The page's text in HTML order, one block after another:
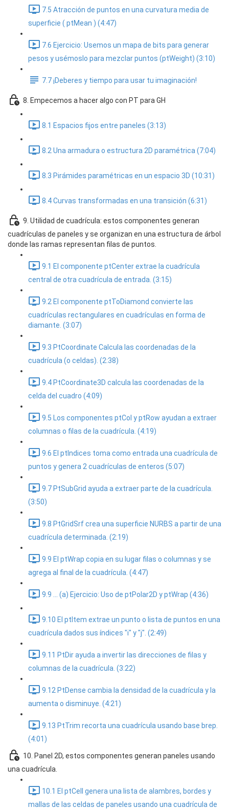
7.5 Atracción de puntos en una curvatura media de
superficie ( ptMean ) (4:47)
7.6 Ejercicio: Usemos un mapa de bits para generar
pesos y usémoslo para mezclar puntos (ptWeight) (3:10)
7.7 ¡Deberes y tiempo para usar tu imaginación!
8. Empecemos a hacer algo con PT para GH
8.1 Espacios fijos entre paneles (3:13)
8.2 Una armadura o estructura 2D paramétrica (7:04)
8.3 Pirámides paramétricas en un espacio 3D (10:31)
8.4 Curvas transformadas en una transición (6:31)
9. Utilidad de cuadrícula: estos componentes generan
cuadrículas de paneles y se organizan en una estructura de árbol
donde las ramas representan filas de puntos.
9.1 El componente ptCenter extrae la cuadrícula
central de otra cuadrícula de entrada. (3:15)
9.2 El componente ptToDiamond convierte las
cuadrículas rectangulares en cuadrículas en forma de
diamante. (3:07)
9.3 PtCoordinate Calcula las coordenadas de la
cuadrícula (o celdas). (2:38)
9.4 PtCoordinate3D calcula las coordenadas de la
celda del cuadro (4:09)
9.5 Los componentes ptCol y ptRow ayudan a extraer
columnas o filas de la cuadrícula. (4:19)
9.6 El ptIndices toma como entrada una cuadrícula de
puntos y genera 2 cuadrículas de enteros (5:07)
9.7 PtSubGrid ayuda a extraer parte de la cuadrícula.
(3:50)
9.8 PtGridSrf crea una superficie NURBS a partir de una
cuadrícula determinada. (2:19)
9.9 El ptWrap copia en su lugar filas o columnas y se
agrega al final de la cuadrícula. (4:47)
9.9 ... (a) Ejercicio: Uso de ptPolar2D y ptWrap (4:36)
9.10 El ptItem extrae un punto o lista de puntos en una
cuadrícula dados sus índices "i" y "j". (2:49)
9.11 PtDir ayuda a invertir las direcciones de filas y
columnas de la cuadrícula. (3:22)
9.12 PtDense cambia la densidad de la cuadrícula y la
aumenta o disminuye. (4:21)
9.13 PtTrim recorta una cuadrícula usando base brep.
(4:01)
10. Panel 2D, estos componentes generan paneles usando
una cuadrícula.
10.1 El ptCell genera una lista de alambres, bordes y
mallas de las celdas de paneles usando una cuadrícula de